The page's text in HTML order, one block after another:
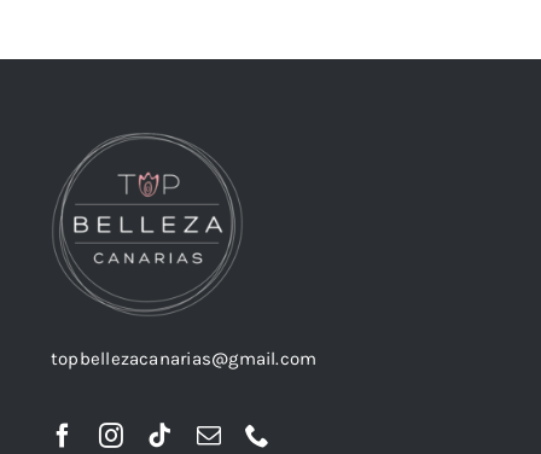
topbellezacanarias@gmail.com